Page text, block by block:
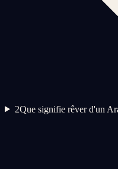
2Que signifie rêver d'un